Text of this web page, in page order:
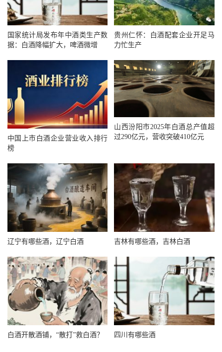
国家统计局发布年中酒类生产数
据：白酒降幅扩大，啤酒微增
贵州仁怀：白酒配套企业开足马
力忙生产
中国上市白酒企业营业收入排行
榜
山西汾阳市2025年白酒总产值超
过290亿元，营收突破410亿元
辽宁有哪些酒，辽宁白酒 吉林有哪些酒，吉林白酒
白酒开散酒铺，“散打”救白酒？ 四川有哪些酒